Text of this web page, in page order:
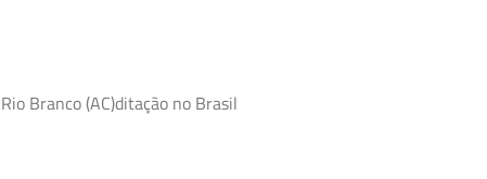
Branco (AC)ditação no Brasil